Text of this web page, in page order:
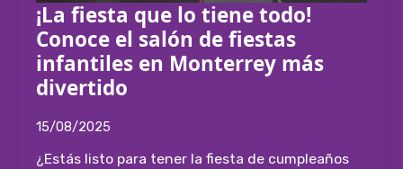
¡La fiesta que lo tiene todo!
Conoce el salón de fiestas
infantiles en Monterrey más
divertido
15/08/2025
¿Estás listo para tener la fiesta de cumpleaños